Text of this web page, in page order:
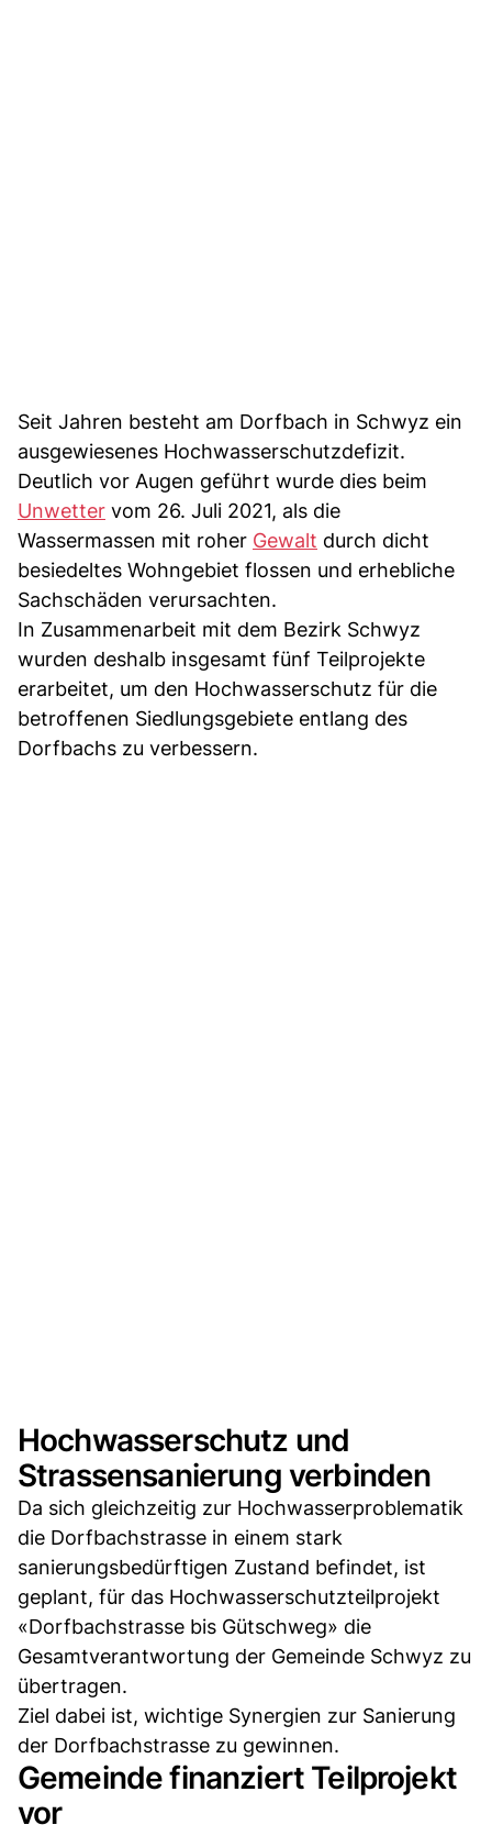
Seit Jahren besteht am Dorfbach in Schwyz ein
ausgewiesenes Hochwasserschutzdefizit.
Deutlich vor Augen geführt wurde dies beim
Unwetter vom 26. Juli 2021, als die
Wassermassen mit roher Gewalt durch dicht
besiedeltes Wohngebiet flossen und erhebliche
Sachschäden verursachten.
In Zusammenarbeit mit dem Bezirk Schwyz
wurden deshalb insgesamt fünf Teilprojekte
erarbeitet, um den Hochwasserschutz für die
betroffenen Siedlungsgebiete entlang des
Dorfbachs zu verbessern.
Hochwasserschutz und
Strassensanierung verbinden
Da sich gleichzeitig zur Hochwasserproblematik
die Dorfbachstrasse in einem stark
sanierungsbedürftigen Zustand befindet, ist
geplant, für das Hochwasserschutzteilprojekt
«Dorfbachstrasse bis Gütschweg» die
Gesamtverantwortung der Gemeinde Schwyz zu
übertragen.
Ziel dabei ist, wichtige Synergien zur Sanierung
der Dorfbachstrasse zu gewinnen.
Gemeinde finanziert Teilprojekt
vor